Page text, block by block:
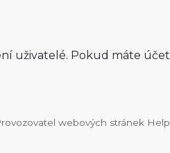
uživatelé. Pokud máte účet
webových stránek Help